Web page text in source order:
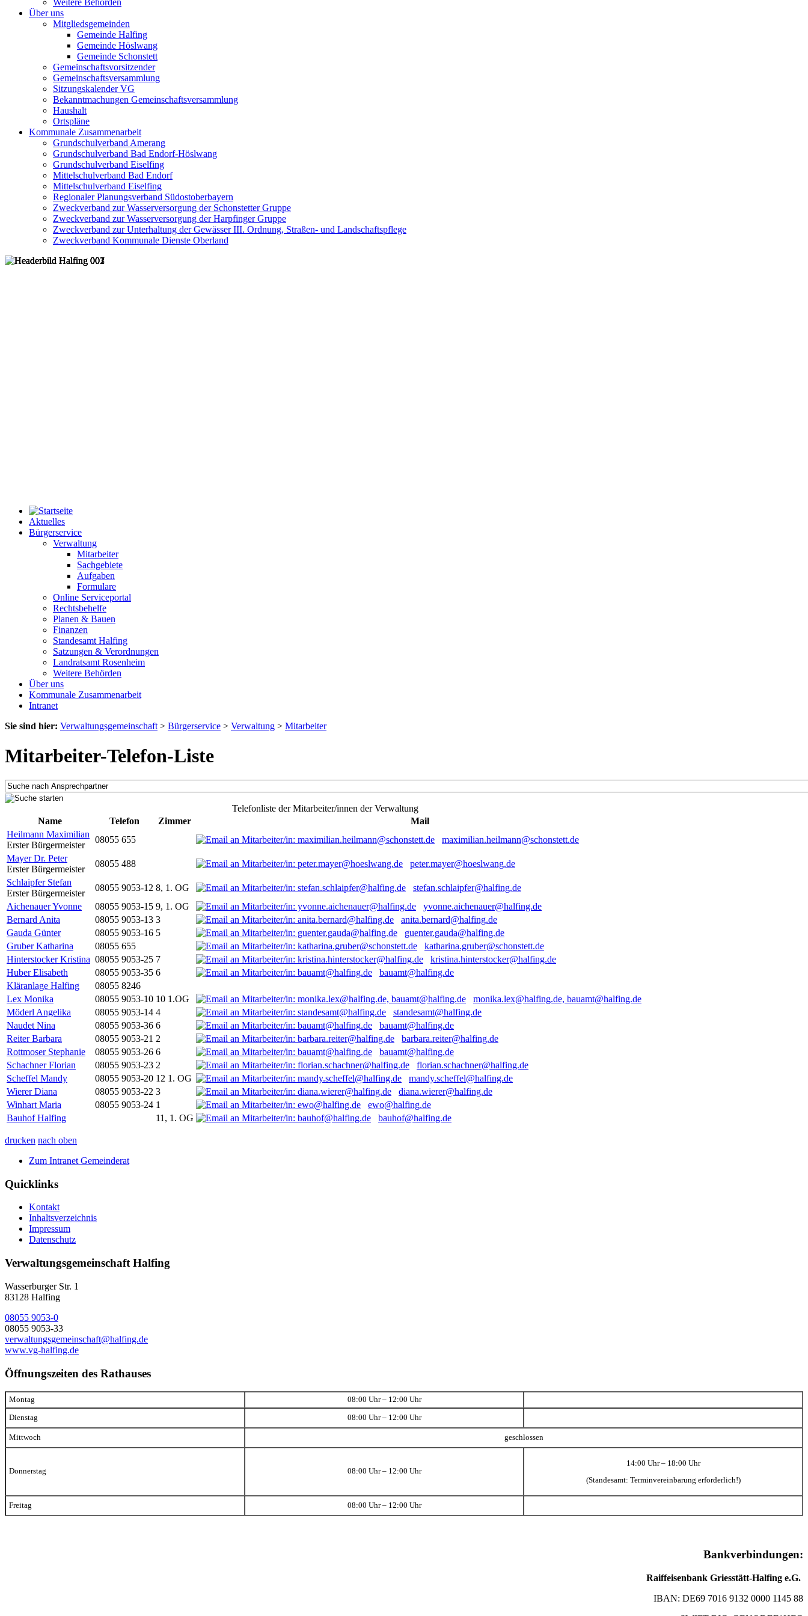
Weitere Behörden
Über uns
Mitgliedsgemeinden
Gemeinde Halfing
Gemeinde Höslwang
Gemeinde Schonstett
Gemeinschaftsvorsitzender
Gemeinschaftsversammlung
Sitzungskalender VG
Bekanntmachungen Gemeinschaftsversammlung
Haushalt
Ortspläne
Kommunale Zusammenarbeit
Grundschulverband Amerang
Grundschulverband Bad Endorf-Höslwang
Grundschulverband Eiselfing
Mittelschulverband Bad Endorf
Mittelschulverband Eiselfing
Regionaler Planungsverband Südostoberbayern
Zweckverband zur Wasserversorgung der Schonstetter Gruppe
Zweckverband zur Wasserversorgung der Harpfinger Gruppe
Zweckverband zur Unterhaltung der Gewässer III. Ordnung, Straßen- und Landschaftspflege
Zweckverband Kommunale Dienste Oberland
Aktuelles
Bürgerservice
Verwaltung
Mitarbeiter
Sachgebiete
Aufgaben
Formulare
Online Serviceportal
Rechtsbehelfe
Planen & Bauen
Finanzen
Standesamt Halfing
Satzungen & Verordnungen
Landratsamt Rosenheim
Weitere Behörden
Über uns
Kommunale Zusammenarbeit
Intranet
Sie sind hier: Verwaltungsgemeinschaft > Bürgerservice > Verwaltung > Mitarbeiter
Mitarbeiter-Telefon-Liste
Telefonliste der Mitarbeiter/innen der Verwaltung
Name
Telefon Zimmer
Mail
Heilmann Maximilian
Erster Bürgermeister
08055 655
maximilian.heilmann@schonstett.de
Mayer Dr. Peter
Erster Bürgermeister
08055 488
peter.mayer@hoeslwang.de
Schlaipfer Stefan
Erster Bürgermeister
08055 9053-12 8, 1. OG
stefan.schlaipfer@halfing.de
Aichenauer Yvonne
08055 9053-15 9, 1. OG
yvonne.aichenauer@halfing.de
Bernard Anita
08055 9053-13 3
anita.bernard@halfing.de
Gauda Günter
08055 9053-16 5
guenter.gauda@halfing.de
Gruber Katharina
08055 655
katharina.gruber@schonstett.de
Hinterstocker Kristina 08055 9053-25 7
kristina.hinterstocker@halfing.de
Huber Elisabeth
08055 9053-35 6
bauamt@halfing.de
Kläranlage Halfing
08055 8246
Lex Monika
08055 9053-10 10 1.OG
monika.lex@halfing.de, bauamt@halfing.de
Möderl Angelika
08055 9053-14 4
standesamt@halfing.de
Naudet Nina
08055 9053-36 6
bauamt@halfing.de
Reiter Barbara
08055 9053-21 2
barbara.reiter@halfing.de
Rottmoser Stephanie
08055 9053-26 6
bauamt@halfing.de
Schachner Florian
08055 9053-23 2
florian.schachner@halfing.de
Scheffel Mandy
08055 9053-20 12 1. OG
mandy.scheffel@halfing.de
Wierer Diana
08055 9053-22 3
diana.wierer@halfing.de
Winhart Maria
08055 9053-24 1
ewo@halfing.de
Bauhof Halfing
11, 1. OG bauhof@halfing.de
drucken nach oben
Zum Intranet Gemeinderat
Quicklinks
Kontakt
Inhaltsverzeichnis
Impressum
Datenschutz
Verwaltungsgemeinschaft Halfing
Wasserburger Str. 1
83128 Halfing
08055 9053-0
08055 9053-33
verwaltungsgemeinschaft@halfing.de
www.vg-halfing.de
Öffnungszeiten des Rathauses
Montag 08:00 Uhr – 12:00 Uhr
Dienstag 08:00 Uhr – 12:00 Uhr
Mittwoch geschlossen
Donnerstag 08:00 Uhr – 12:00 Uhr
14:00 Uhr – 18:00 Uhr
(Standesamt: Terminvereinbarung erforderlich!)
Freitag 08:00 Uhr – 12:00 Uhr
Bankverbindungen:
Raiffeisenbank Griesstätt-Halfing e.G.
IBAN: DE69 7016 9132 0000 1145 88